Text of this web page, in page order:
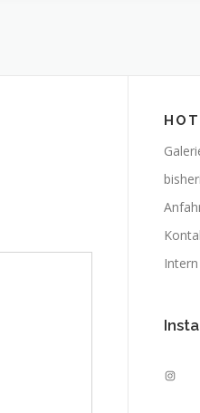
Intern
Instagram